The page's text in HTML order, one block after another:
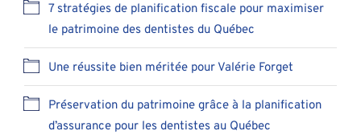
7 stratégies de planification fiscale pour maximiser
le patrimoine des dentistes du Québec
Une réussite bien méritée pour Valérie Forget
Préservation du patrimoine grâce à la planification
d’assurance pour les dentistes au Québec